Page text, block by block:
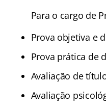
Para o cargo de
Prova objetiva e
Prova prática de
Avaliação de
Avaliação